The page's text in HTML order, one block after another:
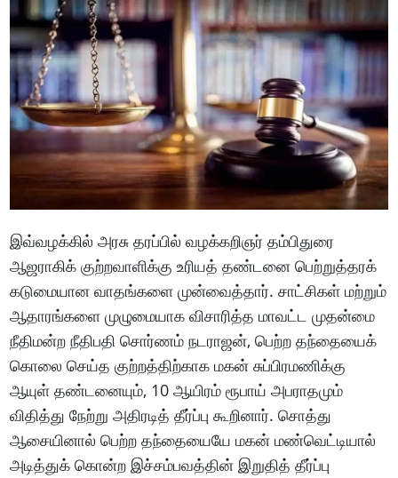
இவ்வழக்கில் அரசு தரப்பில் வழக்கறிஞர் தம்பிதுரை
ஆஜராகிக் குற்றவாளிக்கு உரியத் தண்டனை பெற்றுத்தரக்
கடுமையான வாதங்களை முன்வைத்தார். சாட்சிகள் மற்றும்
ஆதாரங்களை முழுமையாக விசாரித்த மாவட்ட முதன்மை
நீதிமன்ற நீதிபதி சொர்ணம் நடராஜன், பெற்ற தந்தையைக்
கொலை செய்த குற்றத்திற்காக மகன் சுப்பிரமணிக்கு
ஆயுள் தண்டனையும், 10 ஆயிரம் ரூபாய் அபராதமும்
விதித்து நேற்று அதிரடித் தீர்ப்பு கூறினார். சொத்து
ஆசையினால் பெற்ற தந்தையையே மகன் மண்வெட்டியால்
அடித்துக் கொன்ற இச்சம்பவத்தின் இறுதித் தீர்ப்பு